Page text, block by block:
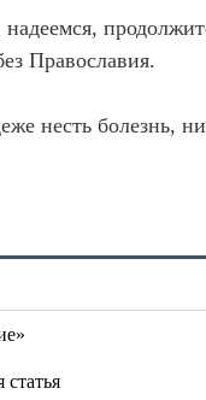
Православия.
несть болезнь,